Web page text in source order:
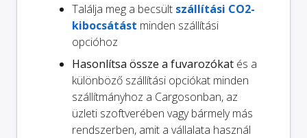
Találja meg a becsült szállítási CO2-
kibocsátást minden szállítási
opcióhoz
Hasonlítsa össze a fuvarozókat és a
különböző szállítási opciókat minden
szállítmányhoz a Cargosonban, az
üzleti szoftverében vagy bármely más
rendszerben, amit a vállalata használ